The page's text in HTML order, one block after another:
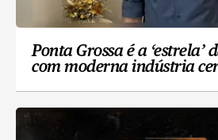
Ponta Grossa é a ‘estrela’
com moderna indústria